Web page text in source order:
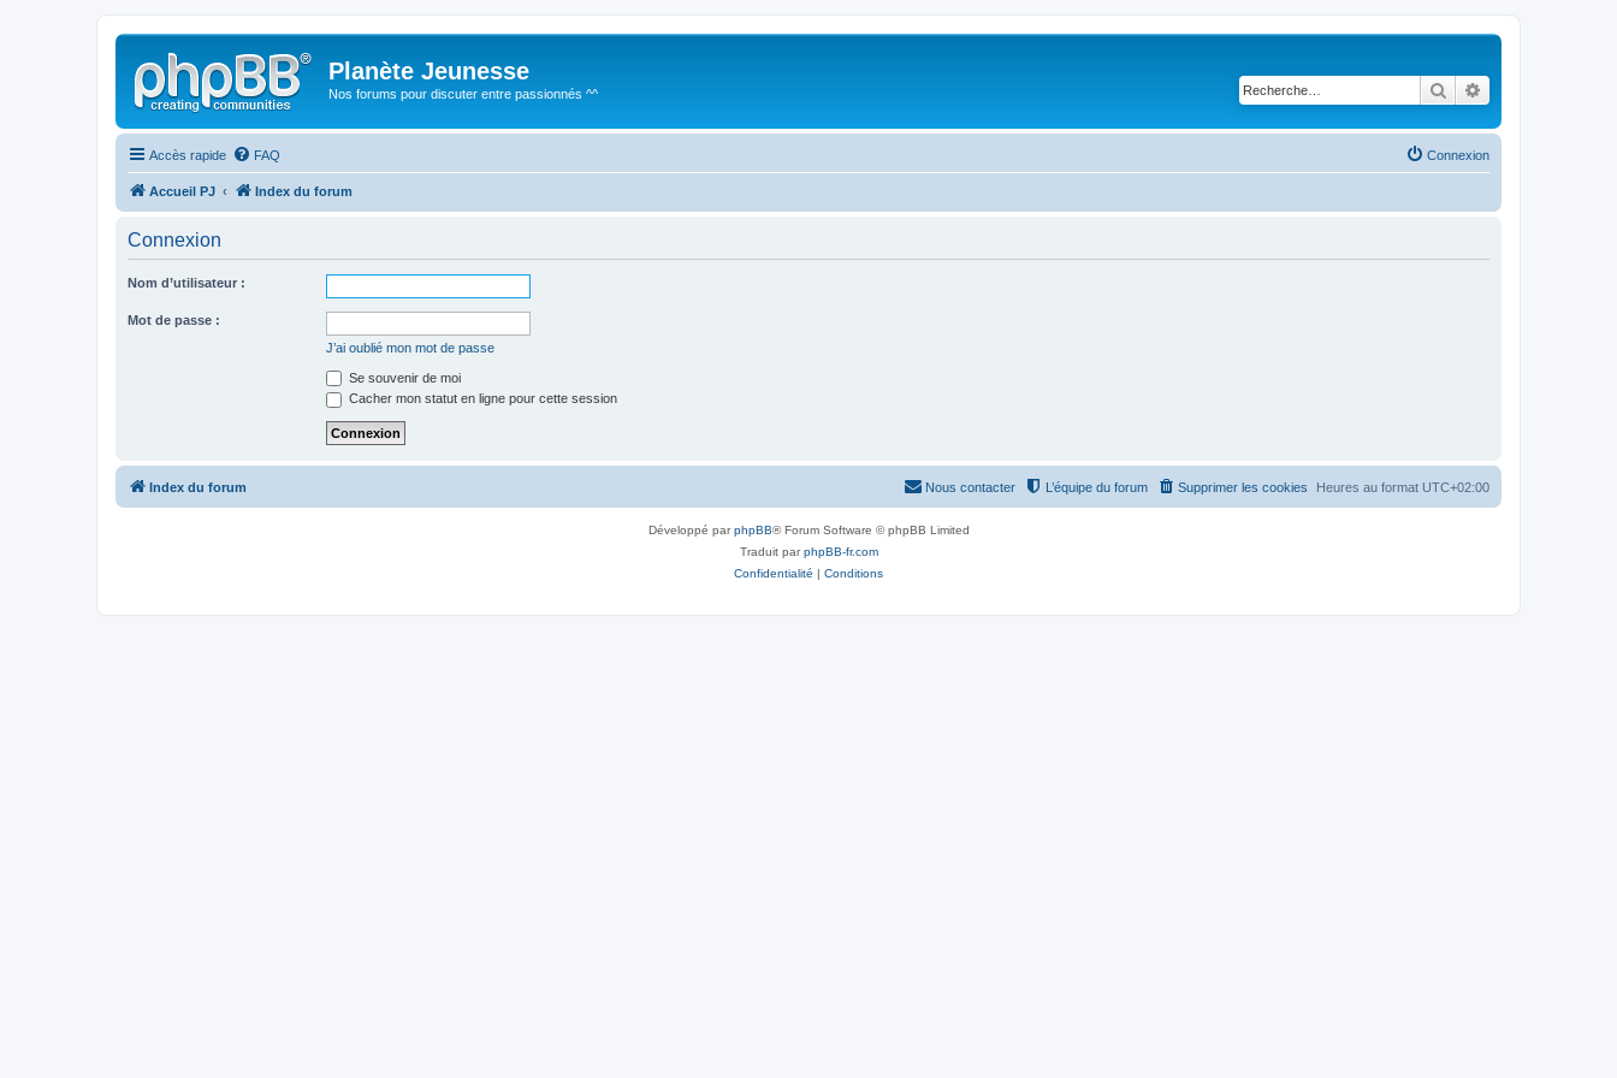
Planète Jeunesse
Nos forums pour discuter entre passionnés ^^ Rechercher
Accès rapide FAQ Connexion
Accueil PJ Index du forum
Connexion
Nom d’utilisateur :
Mot de passe :
J’ai oublié mon mot de passe
Se souvenir de moi
Cacher mon statut en ligne pour cette session
Index du forum Heures au format UTC+02:00
Supprimer les cookies
L’équipe du forum
Nous contacter
Développé parphpBB® Forum Software © phpBB Limited
Traduit parphpBB-fr.com
Confidentialité | Conditions